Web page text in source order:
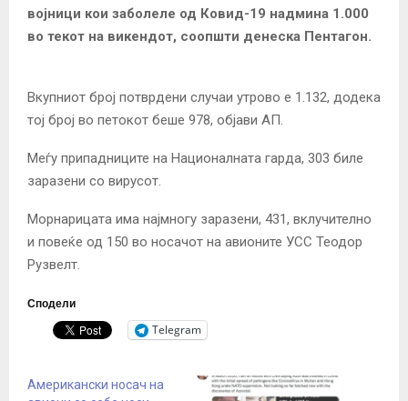
војници кои заболеле од Ковид-19 надмина 1.000
во текот на викендот, соопшти денеска Пентагон.
Вкупниот број потврдени случаи утрово е 1.132, додека
тој број во петокот беше 978, објави АП.
Меѓу припадниците на Националната гарда, 303 биле
заразени со вирусот.
Морнарицата има најмногу заразени, 431, вклучително
и повеќе од 150 во носачот на авионите УСС Теодор
Рузвелт.
Сподели
Telegram
Американски носач на